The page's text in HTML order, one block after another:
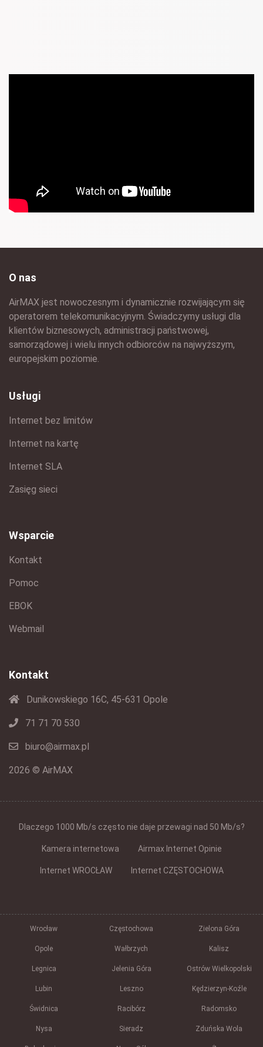
O nas
AirMAX jest nowoczesnym i dynamicznie rozwijającym się
operatorem telekomunikacyjnym. Świadczymy usługi dla
klientów biznesowych, administracji państwowej,
samorządowej i wielu innych odbiorców na najwyższym,
europejskim poziomie.
Usługi
Internet bez limitów
Internet na kartę
Internet SLA
Zasięg sieci
Wsparcie
Kontakt
Pomoc
EBOK
Webmail
Kontakt
Dunikowskiego 16C, 45-631 Opole
71 71 70 530
biuro@airmax.pl
2026 © AirMAX
Dlaczego 1000 Mb/s często nie daje przewagi nad 50 Mb/s?
Kamera internetowa Airmax Internet Opinie
Internet WROCŁAW Internet CZĘSTOCHOWA
Wrocław Częstochowa Zielona Góra
Opole Wałbrzych Kalisz
Legnica Jelenia Góra Ostrów Wielkopolski
Lubin Leszno Kędzierzyn-Koźle
Świdnica Racibórz Radomsko
Nysa Sieradz Zduńska Wola